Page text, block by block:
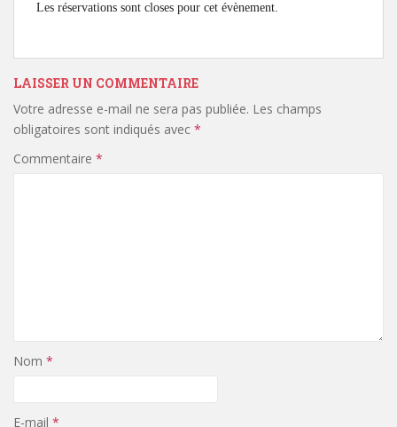
Les réservations sont closes pour cet évènement.
LAISSER UN COMMENTAIRE
Votre adresse e-mail ne sera pas publiée. Les champs
obligatoires sont indiqués avec *
Commentaire *
Nom *
E-mail *